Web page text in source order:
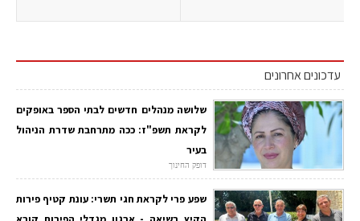
עדכונים אחרונים
שלושה מנהלים חדשים לבתי הספר באופקים
לקראת תשפ"ז: ככה מתרחבת שדרת הניהול
בעיר
דופק החינוך
שפע פרי לקראת חגי תשרי: עונת קטיף פירות